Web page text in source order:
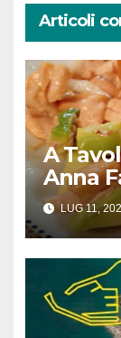
Articoli
A
Anna
LUG 11,